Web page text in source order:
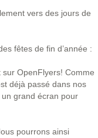
vers des jours de
fêtes de fin d’année :
OpenFlyers! Comme
déjà passé dans nos
grand écran pour
pourrons ainsi